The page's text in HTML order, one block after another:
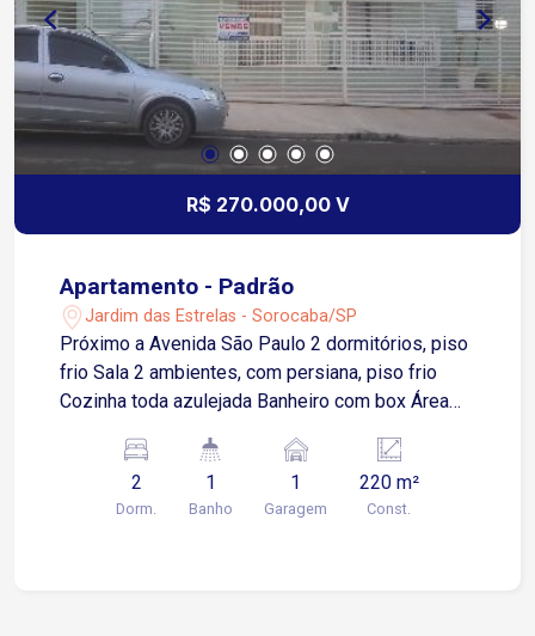
R$ 270.000,00 V
Apartamento - Padrão
Jardim das Estrelas - Sorocaba/SP
Próximo a Avenida São Paulo 2 dormitórios, piso
frio Sala 2 ambientes, com persiana, piso frio
Cozinha toda azulejada Banheiro com box Área
2
Dorm.
1
Banho
1
Garagem
220 m²
Const.